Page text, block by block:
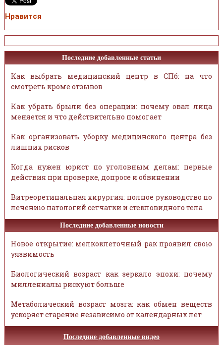
Нравится
Последние добавленные статьи
Как выбрать медицинский центр в СПб: на что
смотреть кроме отзывов
Как убрать брыли без операции: почему овал лица
меняется и что действительно помогает
Как организовать уборку медицинского центра без
лишних рисков
Когда нужен юрист по уголовным делам: первые
действия при проверке, допросе и обвинении
Витреоретинальная хирургия: полное руководство по
лечению патологий сетчатки и стекловидного тела
Последние добавленные новости
Новое открытие: мелкоклеточный рак проявил свою
уязвимость
Биологический возраст как зеркало эпохи: почему
миллениалы рискуют больше
Метаболический возраст мозга: как обмен веществ
ускоряет старение независимо от календарных лет
Последние добавленные видео